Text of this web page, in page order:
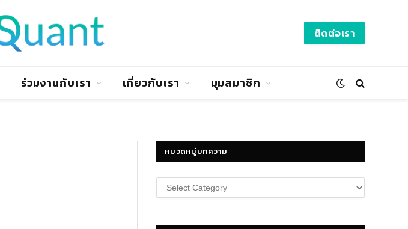
ติดต่อเรา
ร่วมงานกับเรา เกี่ยวกับเรา มุมสมาชิก
หมวดหมู่บทความ
หมวด
หมู่